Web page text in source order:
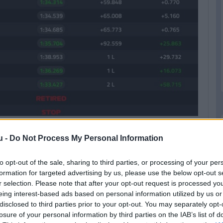
- Do Not Process My Personal Information
opt-out of the sale, sharing to third parties, or processing of your
for targeted advertising by us, please use the below opt-out
selection. Please note that after your opt-out request is processed
interest-based ads based on personal information utilized by us
to third parties prior to your opt-out. You may separately
of your personal information by third parties on the IAB’s list of
Gasly épp bejött Verstappen előtt hetediknek, és
Kimi Antonelli a kínai futam után megnyeri a Japán
kitartott a dobogón Russell előtt.